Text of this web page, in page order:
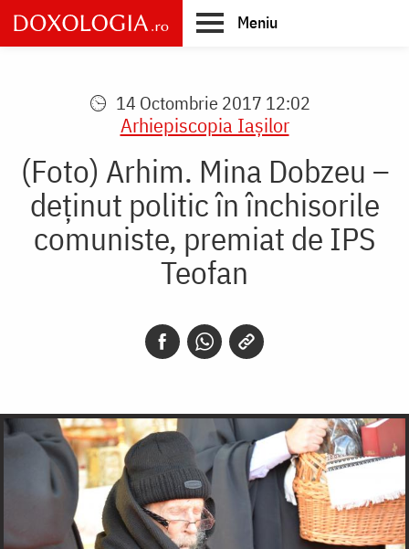
Skip
to
main
Meniu
14 Octombrie 2017 12:02
Arhiepiscopia Iaşilor
(Foto) Arhim. Mina Dobzeu –
deținut politic în închisorile
comuniste, premiat de IPS
Teofan